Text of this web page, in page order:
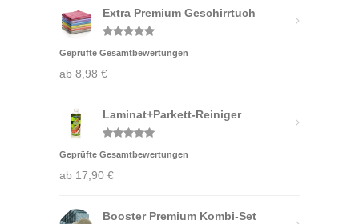
Extra Premium Geschirrtuch
Bewertet
mit4.88
Geprüfte Gesamtbewertungen
ab 8,98 €
Laminat+Parkett-Reiniger
Bewertet
mit5.00
Geprüfte Gesamtbewertungen
ab 17,90 €
Booster Premium Kombi-Set